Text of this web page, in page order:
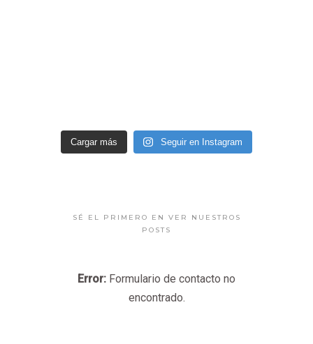
Cargar más Seguir en Instagram
SÉ EL PRIMERO EN VER NUESTROS
POSTS
Error: Formulario de contacto no
encontrado.